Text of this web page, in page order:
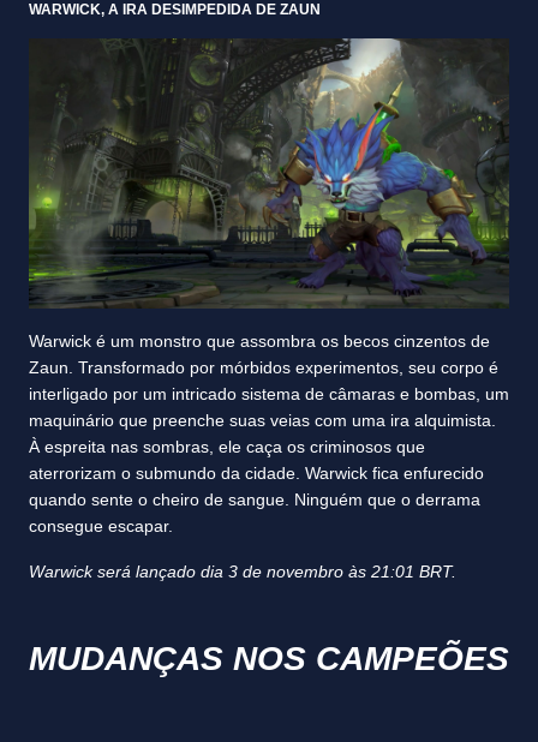
WARWICK, A IRA DESIMPEDIDA DE ZAUN
Warwick é um monstro que assombra os becos cinzentos de
Zaun. Transformado por mórbidos experimentos, seu corpo é
interligado por um intricado sistema de câmaras e bombas, um
maquinário que preenche suas veias com uma ira alquimista.
À espreita nas sombras, ele caça os criminosos que
aterrorizam o submundo da cidade. Warwick fica enfurecido
quando sente o cheiro de sangue. Ninguém que o derrama
consegue escapar.
Warwick será lançado dia 3 de novembro às 21:01 BRT.
MUDANÇAS NOS CAMPEÕES